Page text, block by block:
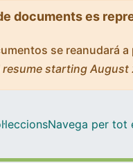
documents es
se reanudará
starting
Navega per tot